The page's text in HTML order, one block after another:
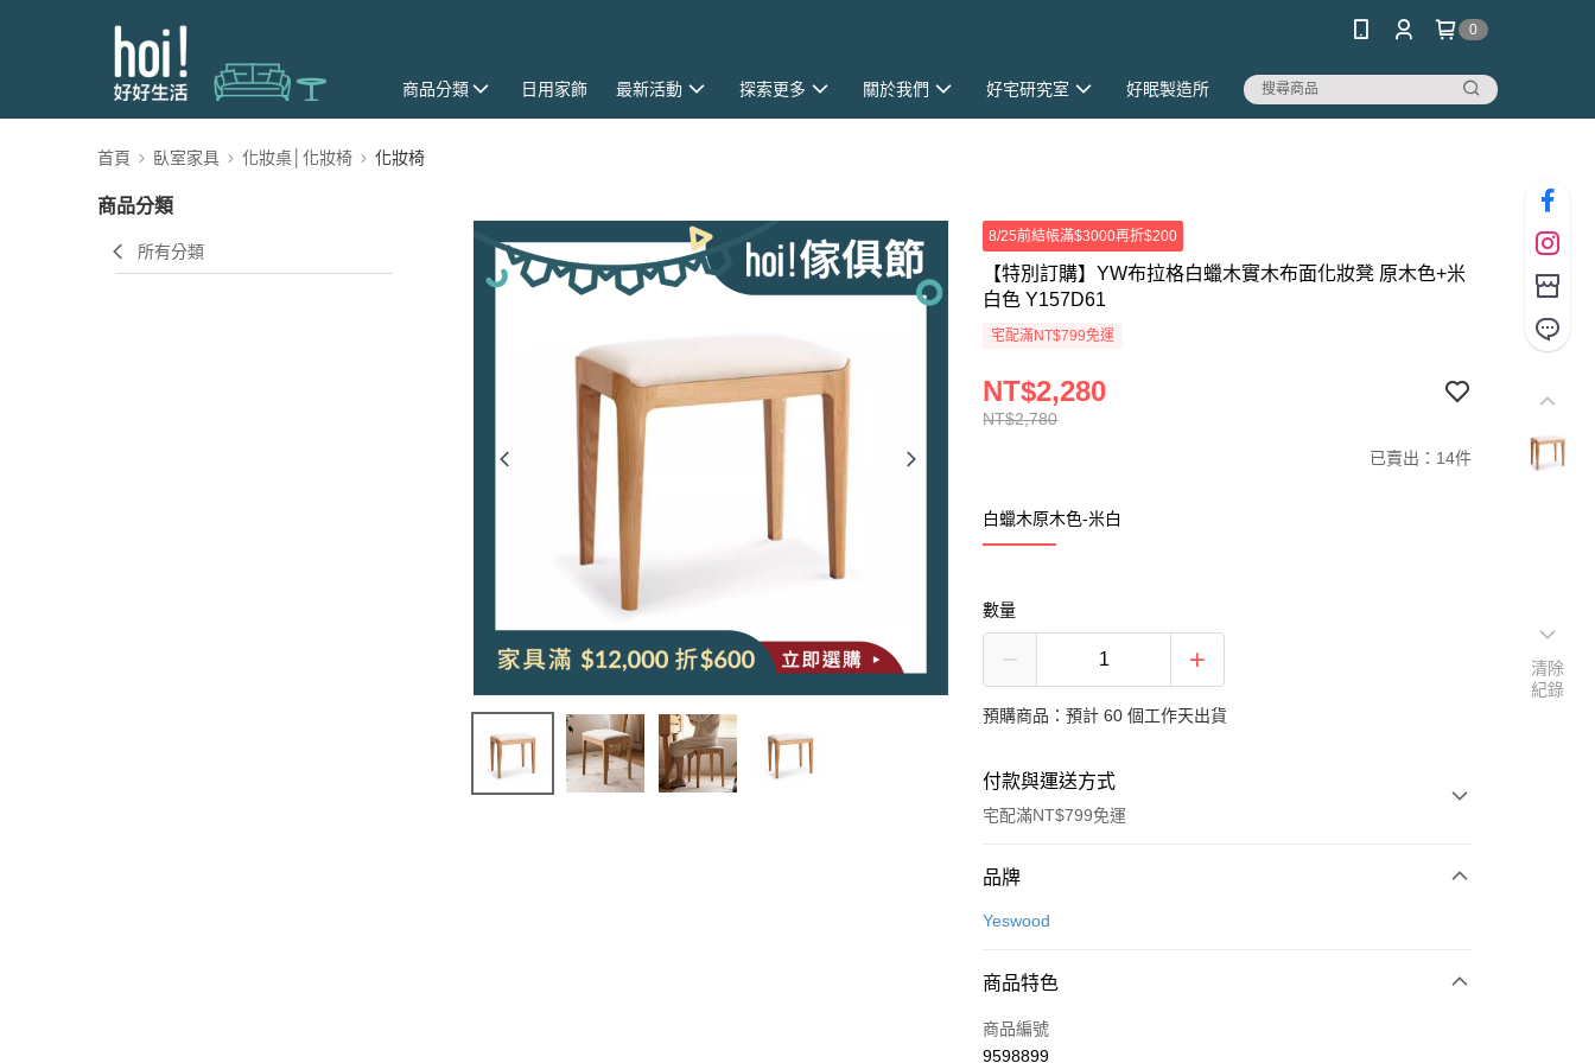
0
商品分類 日用家飾 最新活動 探索更多 關於我們 好宅研究室 好眠製造所
首頁 臥室家具 化妝桌│化妝椅 化妝椅
商品分類
所有分類
8/25前結帳滿$3000再折$200
【特別訂購】YW布拉格白蠟木實木布面化妝凳 原木色+米
白色 Y157D61
宅配滿NT$799免運
NT$2,780
NT$2,280
已賣出：14件
白蠟木原木色-米白
數量
預購商品：預計 60 個工作天出貨
付款與運送方式
宅配滿NT$799免運
付款方式
信用卡一次付款
合作金庫商業銀行
6 期 0 利率 每期
品牌
Yeswood
商品特色
商品編號
9598899
清除
紀錄